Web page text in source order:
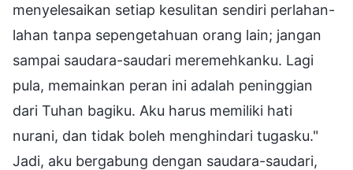
menyelesaikan setiap kesulitan sendiri perlahan-
lahan tanpa sepengetahuan orang lain; jangan
sampai saudara-saudari meremehkanku. Lagi
pula, memainkan peran ini adalah peninggian
dari Tuhan bagiku. Aku harus memiliki hati
nurani, dan tidak boleh menghindari tugasku."
Jadi, aku bergabung dengan saudara-saudari,